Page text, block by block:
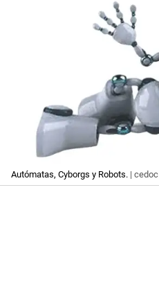
Autómatas, Cyborgs y Robots. | cedoc